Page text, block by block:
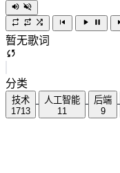
暂无歌词
分类
技术
1713
人工智能
11
后端
9